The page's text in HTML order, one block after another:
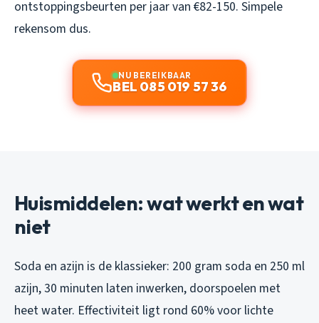
ontstoppingsbeurten per jaar van €82-150. Simpele
rekensom dus.
NU BEREIKBAAR
BEL 085 019 57 36
Huismiddelen: wat werkt en wat
niet
Soda en azijn is de klassieker: 200 gram soda en 250 ml
azijn, 30 minuten laten inwerken, doorspoelen met
heet water. Effectiviteit ligt rond 60% voor lichte